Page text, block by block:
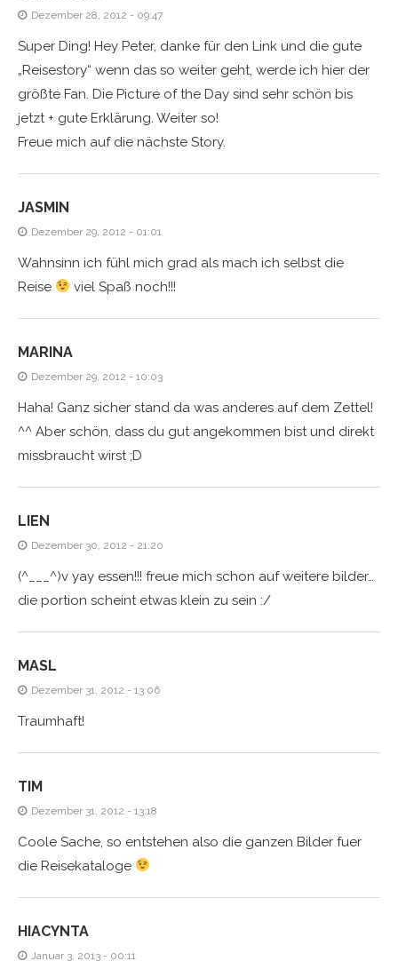
Dezember 28, 2012 - 09:47
Super Ding! Hey Peter, danke für den Link und die gute
„Reisestory“ wenn das so weiter geht, werde ich hier der
größte Fan. Die Picture of the Day sind sehr schön bis
jetzt + gute Erklärung. Weiter so!
Freue mich auf die nächste Story.
JASMIN
Dezember 29, 2012 - 01:01
Wahnsinn ich fühl mich grad als mach ich selbst die
Reise
viel Spaß noch!!!
MARINA
Dezember 29, 2012 - 10:03
Haha! Ganz sicher stand da was anderes auf dem Zettel!
^^ Aber schön, dass du gut angekommen bist und direkt
missbraucht wirst ;D
LIEN
Dezember 30, 2012 - 21:20
(^___^)v yay essen!!! freue mich schon auf weitere bilder…
die portion scheint etwas klein zu sein :/
MASL
Dezember 31, 2012 - 13:06
Traumhaft!
TIM
Dezember 31, 2012 - 13:18
Coole Sache, so entstehen also die ganzen Bilder fuer
die Reisekataloge
HIACYNTA
Januar 3, 2013 - 00:11